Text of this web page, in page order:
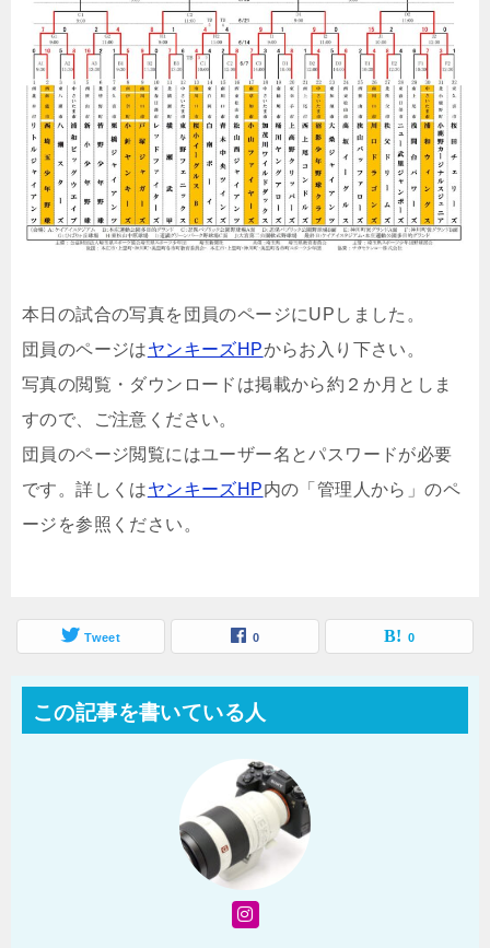
本日の試合の写真を団員のページにUPしました。
団員のページはヤンキーズHPからお入り下さい。
写真の閲覧・ダウンロードは掲載から約２か月としま
すので、ご注意ください。
団員のページ閲覧にはユーザー名とパスワードが必要
です。詳しくはヤンキーズHP内の「管理人から」のペ
ージを参照ください。
Tweet 0 0
この記事を書いている人